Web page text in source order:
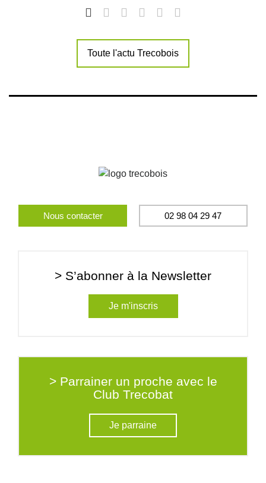
Toute l'actu Trecobois
Nous contacter 02 98 04 29 47
> S’abonner à la Newsletter
Je m'inscris
> Parrainer un proche avec le
Club Trecobat
Je parraine